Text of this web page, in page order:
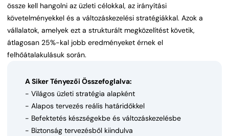
össze kell hangolni az üzleti célokkal, az irányítási
követelményekkel és a változáskezelési stratégiákkal. Azok a
vállalatok, amelyek ezt a strukturált megközelítést követik,
átlagosan 25%-kal jobb eredményeket érnek el
felhőátalakulásuk során.
A Siker Tényezői Összefoglalva:
- Világos üzleti stratégia alapként
- Alapos tervezés reális határidőkkel
- Befektetés készségekbe és változáskezelésbe
- Biztonság tervezésből kiindulva